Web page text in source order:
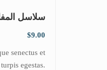
سلاسل
$9.00
senectus et
egestas.